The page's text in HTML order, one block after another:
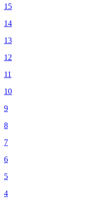
15
14
13
12
11
10
9
8
7
6
5
4